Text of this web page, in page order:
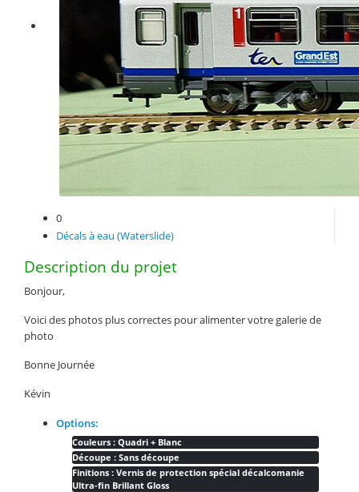
0
Décals à eau (Waterslide)
Description du projet
Bonjour,
Voici des photos plus correctes pour alimenter votre galerie de
photo
Bonne Journée
Kévin
Options:
Couleurs : Quadri + Blanc
Découpe : Sans découpe
Finitions : Vernis de protection spécial décalcomanie
Ultra-fin Brillant Gloss